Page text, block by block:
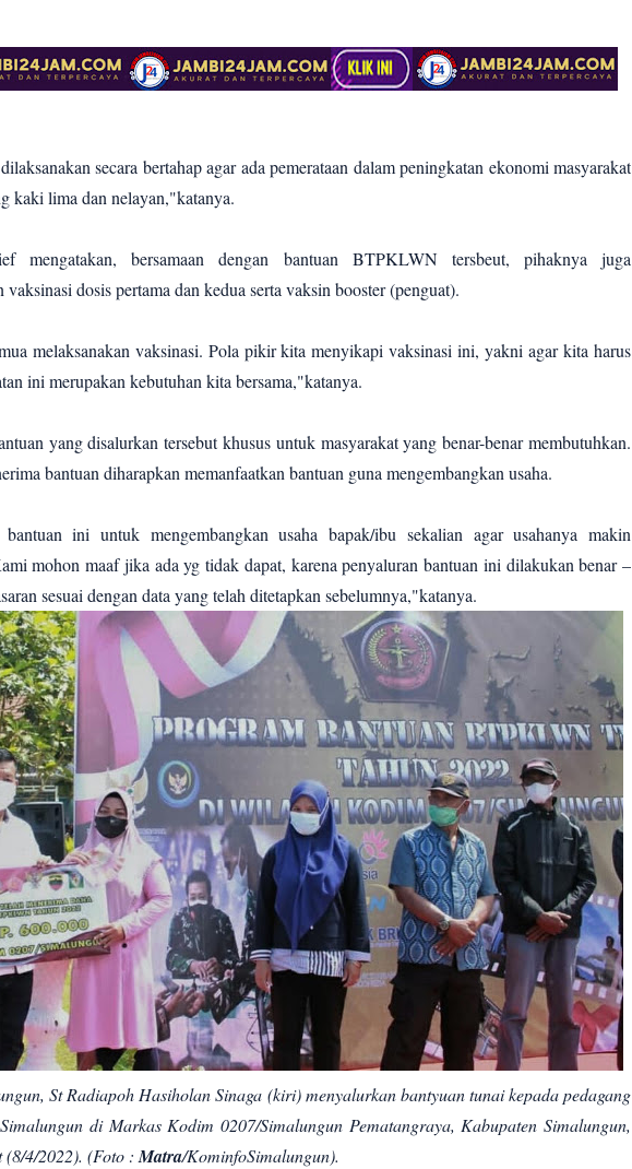
secara bertahap agar ada pemerataan dalam peningkatan ekonomi masyarakat
kaki lima dan nelayan,"katanya.
mengatakan, bersamaan dengan bantuan BTPKLWN tersbeut, pihaknya juga
vaksinasi dosis pertama dan kedua serta vaksin booster (penguat).
melaksanakan vaksinasi. Pola pikir kita menyikapi vaksinasi ini, yakni agar kita harus
ini merupakan kebutuhan kita bersama,"katanya.
yang disalurkan tersebut khusus untuk masyarakat yang benar-benar membutuhkan.
bantuan diharapkan memanfaatkan bantuan guna mengembangkan usaha.
bantuan ini untuk mengembangkan usaha bapak/ibu sekalian agar usahanya makin
mohon maaf jika ada yg tidak dapat, karena penyaluran bantuan ini dilakukan benar –
sesuai dengan data yang telah ditetapkan sebelumnya,"katanya.
St Radiapoh Hasiholan Sinaga (kiri) menyalurkan bantyuan tunai kepada pedagang
di Markas Kodim 0207/Simalungun Pematangraya, Kabupaten Simalungun,
(8/4/2022). (Foto : Matra/KominfoSimalungun).